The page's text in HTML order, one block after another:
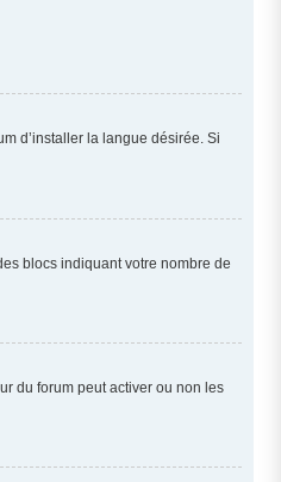
d’installer la langue désirée. Si
blocs indiquant votre nombre de
du forum peut activer ou non les